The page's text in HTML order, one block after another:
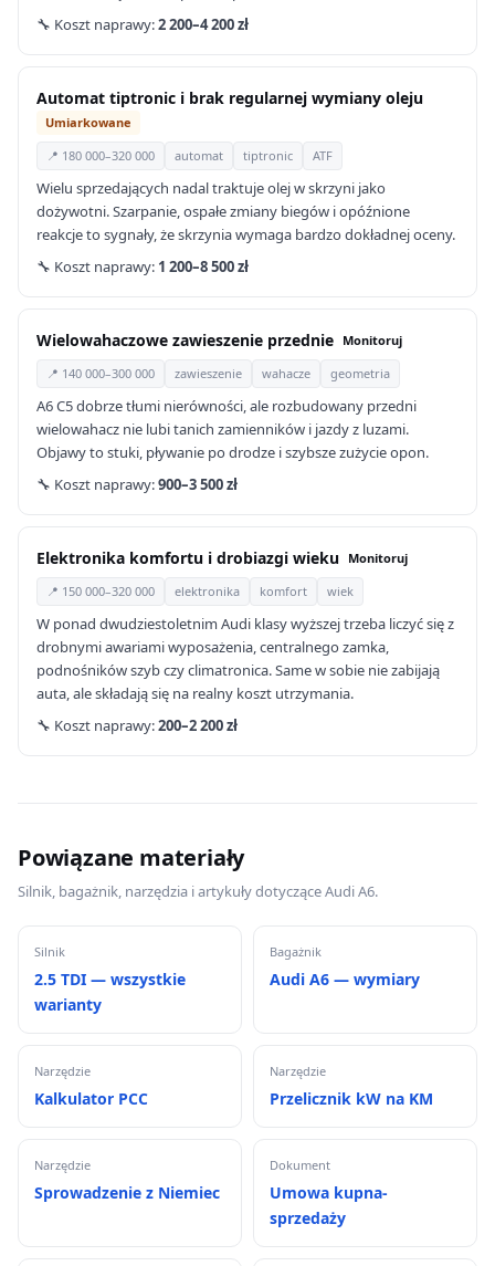
🔧 Koszt naprawy:2 200–4 200 zł
Automat tiptronic i brak regularnej wymiany oleju
Umiarkowane
📍 180 000–320 000
automat tiptronic ATF
Wielu sprzedających nadal traktuje olej w skrzyni jako
dożywotni. Szarpanie, ospałe zmiany biegów i opóźnione
reakcje to sygnały, że skrzynia wymaga bardzo dokładnej oceny.
🔧 Koszt naprawy: 1 200–8 500 zł
Wielowahaczowe zawieszenie przednie Monitoruj
📍 140 000–300 000 zawieszenie wahacze geometria
A6 C5 dobrze tłumi nierówności, ale rozbudowany przedni
wielowahacz nie lubi tanich zamienników i jazdy z luzami.
Objawy to stuki, pływanie po drodze i szybsze zużycie opon.
🔧 Koszt naprawy:900–3 500 zł
Elektronika komfortu i drobiazgi wieku Monitoruj
📍 150 000–320 000 elektronika komfort wiek
W ponad dwudziestoletnim Audi klasy wyższej trzeba liczyć się z
drobnymi awariami wyposażenia, centralnego zamka,
podnośników szyb czy climatronica. Same w sobie nie zabijają
auta, ale składają się na realny koszt utrzymania.
🔧 Koszt naprawy:200–2 200 zł
Powiązane materiały
Silnik, bagażnik, narzędzia i artykuły dotyczące Audi A6.
Silnik
2.5 TDI — wszystkie
warianty
Bagażnik
Audi A6 — wymiary
Narzędzie
Kalkulator PCC
Narzędzie
Przelicznik kW na KM
Narzędzie
Sprowadzenie z Niemiec
Dokument
Umowa kupna-
sprzedaży